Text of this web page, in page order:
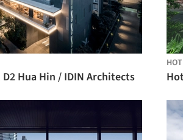
Hua Hin / IDIN Architects